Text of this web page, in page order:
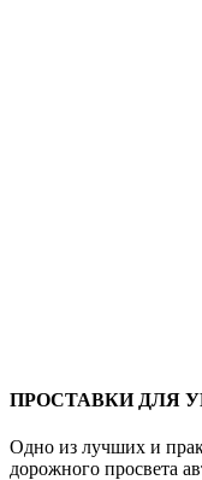
ПРОСТАВКИ ДЛЯ
Одно из лучших и
дорожного просвета